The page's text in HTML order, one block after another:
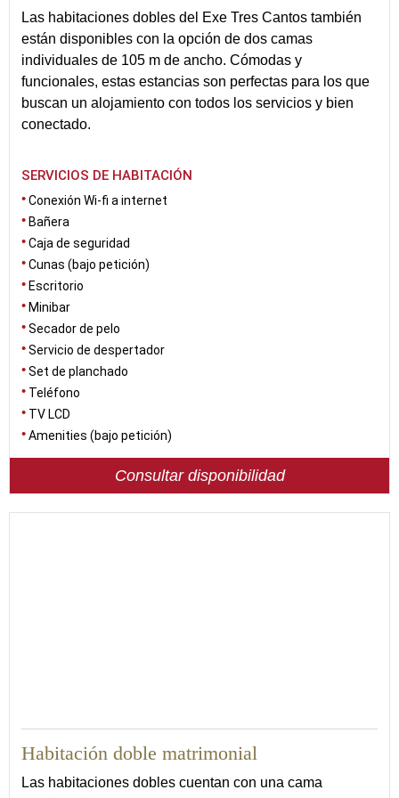
Las habitaciones dobles del Exe Tres Cantos también
están disponibles con la opción de dos camas
individuales de 105 m de ancho. Cómodas y
funcionales, estas estancias son perfectas para los que
buscan un alojamiento con todos los servicios y bien
conectado.
SERVICIOS DE HABITACIÓN
Conexión Wi-fi a internet
Bañera
Caja de seguridad
Cunas (bajo petición)
Escritorio
Minibar
Secador de pelo
Servicio de despertador
Set de planchado
Teléfono
TV LCD
Amenities (bajo petición)
Consultar disponibilidad
Habitación doble matrimonial
Las habitaciones dobles cuentan con una cama